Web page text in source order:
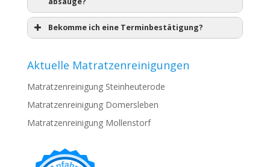
Bekomme ich eine Terminbestätigung?
Aktuelle Matratzenreinigungen
Matratzenreinigung Steinheuterode
Matratzenreinigung Domersleben
Matratzenreinigung Mollenstorf